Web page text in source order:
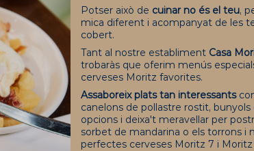
Potser això de cuinar no és el teu,
mica diferent i acompanyat de les
cobert.
Tant al nostre establiment Casa
trobaràs que oferim menús
cerveses Moritz favorites.
Assaboreix plats tan interessants
canelons de pollastre rostit,
opcions i deixa't meravellar per
sorbet de mandarina o els torrons i
perfectes cerveses Moritz 7 i Moritz